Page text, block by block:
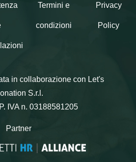
Termini e
condizioni
Privacy
Policy
in collaborazione con Let's
S.r.l.
IVA n. 03188581205
Partner